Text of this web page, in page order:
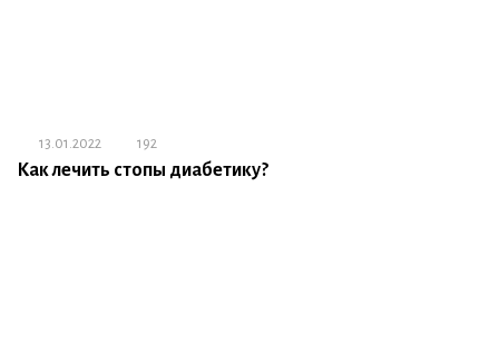
13.01.2022 192
Как лечить стопы диабетику?